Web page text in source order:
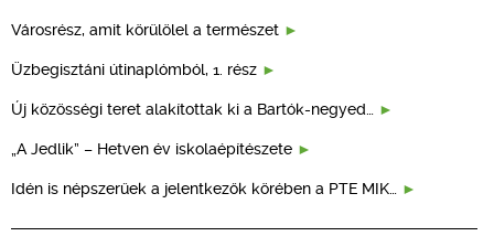
Városrész, amit körülölel a természet
Üzbegisztáni útinaplómból, 1. rész
Új közösségi teret alakítottak ki a Bartók-negyed…
„A Jedlik” – Hetven év iskolaépítészete
Idén is népszerűek a jelentkezők körében a PTE MIK…